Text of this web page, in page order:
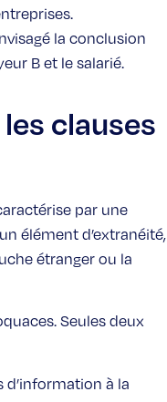
la conclusion
B et le salarié.
clauses
par une
élément d’extranéité,
étranger ou la
Seules deux
à la